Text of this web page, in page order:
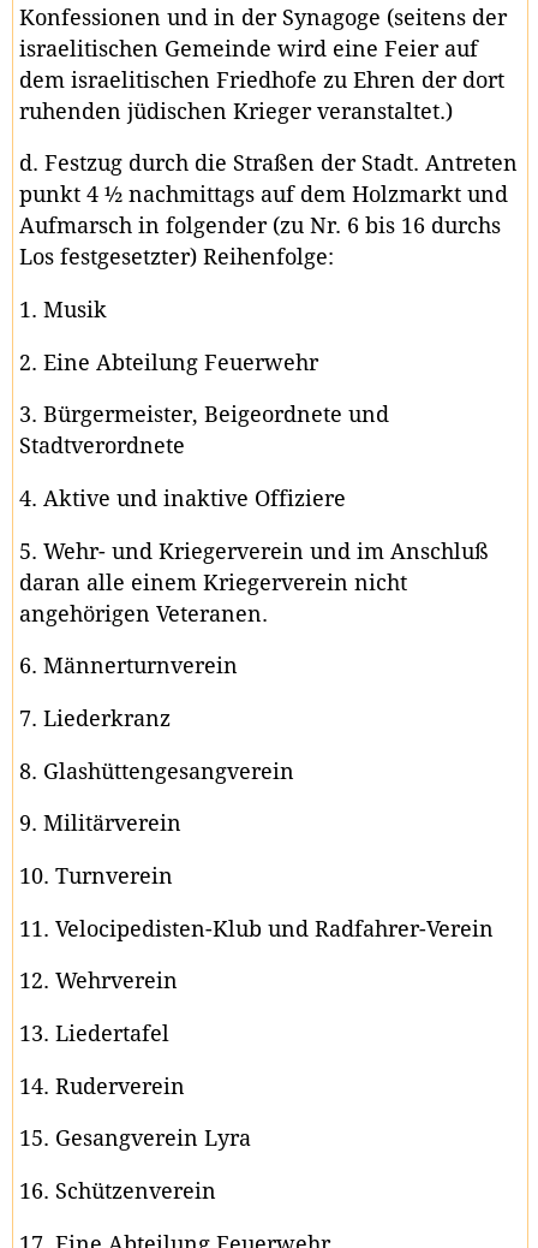
Konfessionen und in der Synagoge (seitens der
israelitischen Gemeinde wird eine Feier auf
dem israelitischen Friedhofe zu Ehren der dort
ruhenden jüdischen Krieger veranstaltet.)
d. Festzug durch die Straßen der Stadt. Antreten
punkt 4 ½ nachmittags auf dem Holzmarkt und
Aufmarsch in folgender (zu Nr. 6 bis 16 durchs
Los festgesetzter) Reihenfolge:
1. Musik
2. Eine Abteilung Feuerwehr
3. Bürgermeister, Beigeordnete und
Stadtverordnete
4. Aktive und inaktive Offiziere
5. Wehr- und Kriegerverein und im Anschluß
daran alle einem Kriegerverein nicht
angehörigen Veteranen.
6. Männerturnverein
7. Liederkranz
8. Glashüttengesangverein
9. Militärverein
10. Turnverein
11. Velocipedisten-Klub und Radfahrer-Verein
12. Wehrverein
13. Liedertafel
14. Ruderverein
15. Gesangverein Lyra
16. Schützenverein